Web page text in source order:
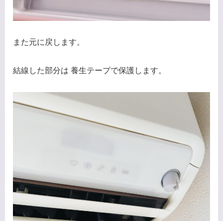
また元に戻します。
結線した部分は 養生テープで保護します。